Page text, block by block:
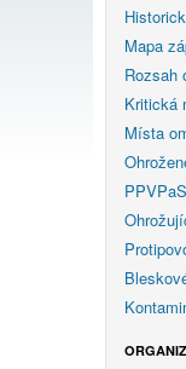
Mapa
Rozsah
Kritická
Místa
PPVPaS